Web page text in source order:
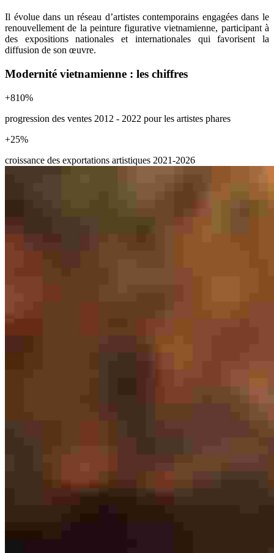
Il évolue dans un réseau d’artistes contemporains engagées dans le
renouvellement de la peinture figurative vietnamienne, participant à
des expositions nationales et internationales qui favorisent la
diffusion de son œuvre.
Modernité vietnamienne : les chiffres
+810%
progression des ventes 2012 - 2022 pour les artistes phares
+25%
croissance des exportations artistiques 2021-2026